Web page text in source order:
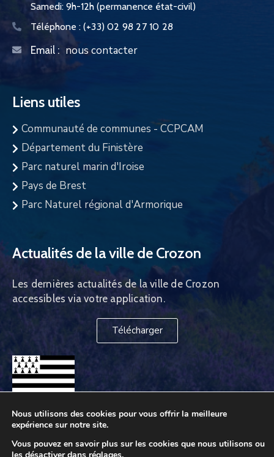
Samedi: 9h-12h (permanence état-civil)
Téléphone : (+33) 02 98 27 10 28
Email : nous contacter
Liens utiles
Communauté de communes - CCPCAM
Département du Finistère
Parc naturel marin d'Iroise
Pays de Brest
Parc Naturel régional d'Armorique
Actualités de la ville de Crozon
Les dernières actualités de la ville de Crozon
accessibles via votre application.
Télécharger
Nous utilisons des cookies pour vous offrir la meilleure
expérience sur notre site.
Vous pouvez en savoir plus sur les cookies que nous utilisons ou